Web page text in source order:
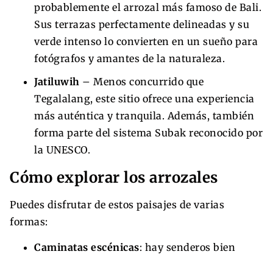
probablemente el arrozal más famoso de Bali.
Sus terrazas perfectamente delineadas y su
verde intenso lo convierten en un sueño para
fotógrafos y amantes de la naturaleza.
Jatiluwih – Menos concurrido que
Tegalalang, este sitio ofrece una experiencia
más auténtica y tranquila. Además, también
forma parte del sistema Subak reconocido por
la UNESCO.
Cómo explorar los arrozales
Puedes disfrutar de estos paisajes de varias
formas:
Caminatas escénicas: hay senderos bien